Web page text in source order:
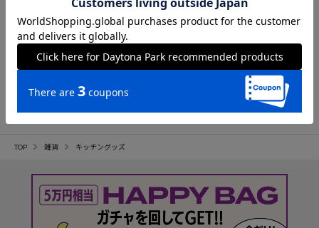
クーポン対象
Dreamfarm
Dreamfarm / ドリームファーム×鳥羽
周作「Sio」 Holey Spadle パスタレー
vitamix
A3500i
165,000
TOP 雑貨 キッチングッズ